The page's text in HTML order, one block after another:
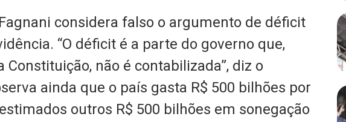
considera falso o argumento de déficit
“O déficit é a parte do governo que,
não é contabilizada”, diz o
ainda que o país gasta R$ 500 bilhões por
outros R$ 500 bilhões em sonegação